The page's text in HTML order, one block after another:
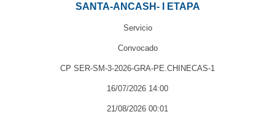
SANTA-ANCASH- I ETAPA
Servicio
Convocado
CP SER-SM-3-2026-GRA-PE.CHINECAS-1
16/07/2026 14:00
21/08/2026 00:01